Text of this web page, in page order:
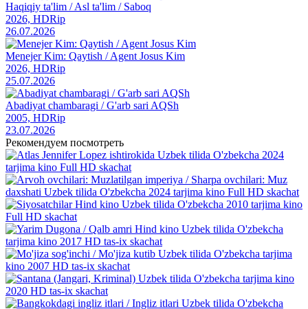
Haqiqiy ta'lim / Asl ta'lim / Saboq
2026, HDRip
26.07.2026
Menejer Kim: Qaytish / Agent Josus Kim
2026, HDRip
25.07.2026
Abadiyat chambaragi / G'arb sari AQSh
2005, HDRip
23.07.2026
Рекомендуем посмотреть